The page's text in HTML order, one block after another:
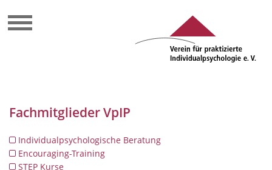
Fachmitglieder VpIP
Individualpsychologische Beratung
Encouraging-Training
STEP Kurse